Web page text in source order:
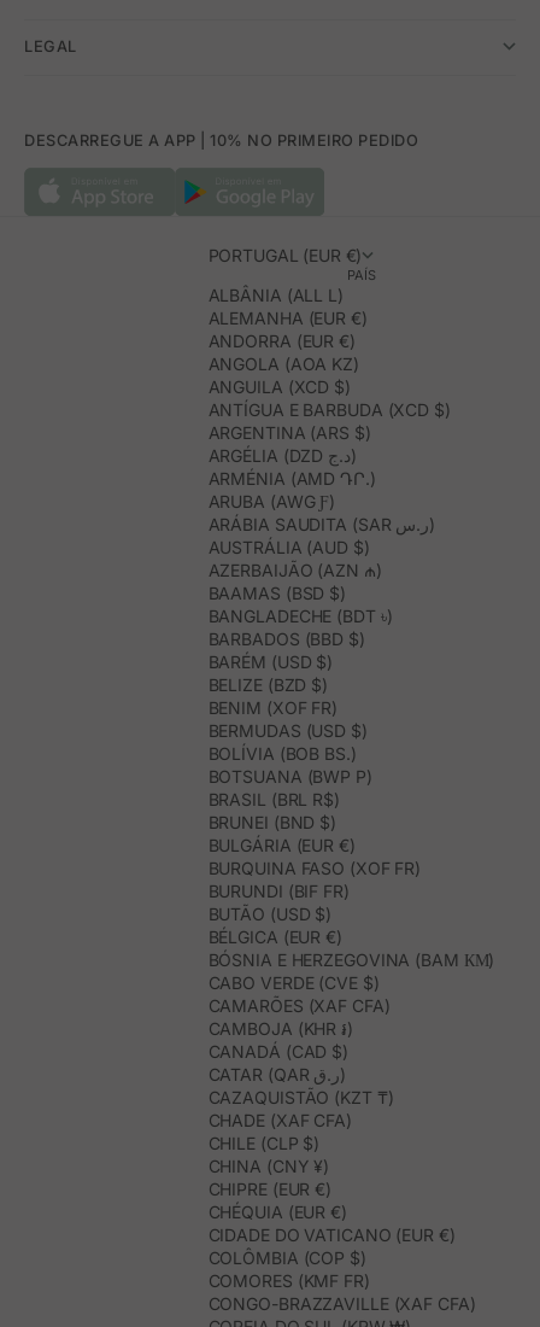
LEGAL
DESCARREGUE A APP | 10% NO PRIMEIRO PEDIDO
PORTUGAL (EUR €)
PAÍS
ALBÂNIA (ALL L)
ALEMANHA (EUR €)
ANDORRA (EUR €)
ANGOLA (AOA KZ)
ANGUILA (XCD $)
ANTÍGUA E BARBUDA (XCD $)
ARGENTINA (ARS $)
ARGÉLIA (DZD د.ج)
ARMÉNIA (AMD ԴՐ.)
ARUBA (AWG Ƒ)
ARÁBIA SAUDITA (SAR ر.س)
AUSTRÁLIA (AUD $)
AZERBAIJÃO (AZN ₼)
BAAMAS (BSD $)
BANGLADECHE (BDT ৳)
BARBADOS (BBD $)
BARÉM (USD $)
BELIZE (BZD $)
BENIM (XOF FR)
BERMUDAS (USD $)
BOLÍVIA (BOB BS.)
BOTSUANA (BWP P)
BRASIL (BRL R$)
BRUNEI (BND $)
BULGÁRIA (EUR €)
BURQUINA FASO (XOF FR)
BURUNDI (BIF FR)
BUTÃO (USD $)
BÉLGICA (EUR €)
BÓSNIA E HERZEGOVINA (BAM КМ)
CABO VERDE (CVE $)
CAMARÕES (XAF CFA)
CAMBOJA (KHR ៛)
CANADÁ (CAD $)
CATAR (QAR ر.ق)
CAZAQUISTÃO (KZT ₸)
CHADE (XAF CFA)
CHILE (CLP $)
CHINA (CNY ¥)
CHIPRE (EUR €)
CHÉQUIA (EUR €)
CIDADE DO VATICANO (EUR €)
COLÔMBIA (COP $)
COMORES (KMF FR)
CONGO-BRAZZAVILLE (XAF CFA)